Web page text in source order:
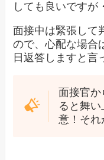
しても良いですが
面接中は緊張して
ので、心配な場合
日返答しますと言
面接官か
ると舞
意！それ